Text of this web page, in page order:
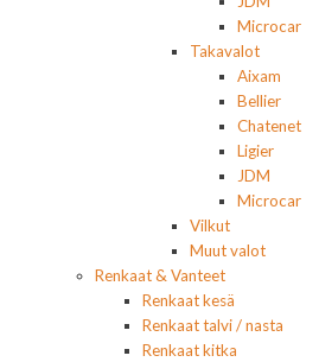
Microcar
Takavalot
Aixam
Bellier
Chatenet
Ligier
JDM
Microcar
Vilkut
Muut valot
Renkaat & Vanteet
Renkaat kesä
Renkaat talvi / nasta
Renkaat kitka